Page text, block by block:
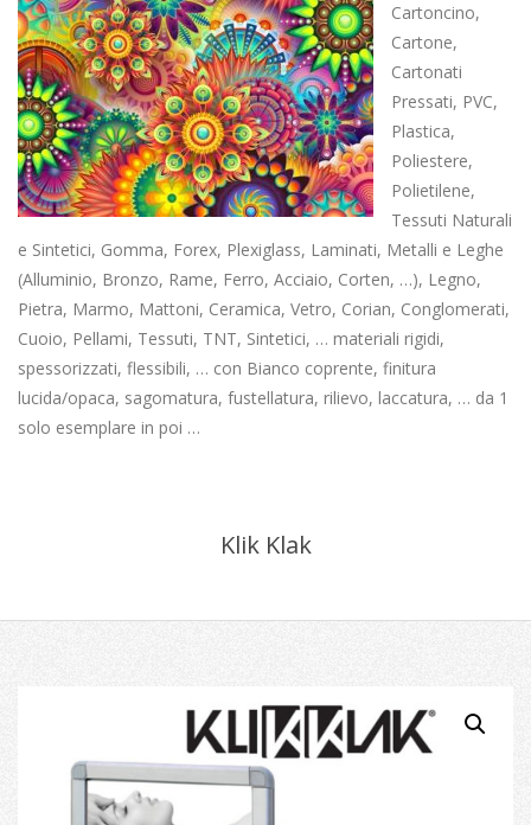
Cartoncino,
Cartone,
Cartonati
Pressati, PVC,
Plastica,
Poliestere,
Polietilene,
Tessuti Naturali
e Sintetici, Gomma, Forex, Plexiglass, Laminati, Metalli e Leghe
(Alluminio, Bronzo, Rame, Ferro, Acciaio, Corten, …), Legno,
Pietra, Marmo, Mattoni, Ceramica, Vetro, Corian, Conglomerati,
Cuoio, Pellami, Tessuti, TNT, Sintetici, … materiali rigidi,
spessorizzati, flessibili, … con Bianco coprente, finitura
lucida/opaca, sagomatura, fustellatura, rilievo, laccatura, … da 1
solo esemplare in poi …
Klik Klak